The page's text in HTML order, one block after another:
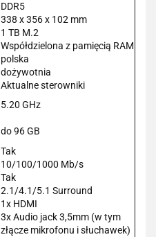
DDR5
338 x 356 x 102 mm
1 TB M.2
Współdzielona z pamięcią RAM
polska
dożywotnia
Aktualne sterowniki
5.20 GHz
do 96 GB
Tak
10/100/1000 Mb/s
Tak
2.1/4.1/5.1 Surround
1x HDMI
3x Audio jack 3,5mm (w tym
złącze mikrofonu i słuchawek)